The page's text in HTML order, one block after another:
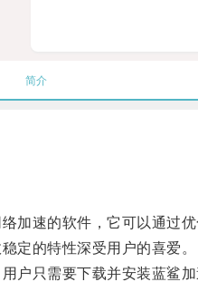
简介
速的软件，它可以通过优
的特性深受用户的喜爱。
只需要下载并安装蓝鲨加